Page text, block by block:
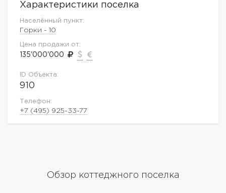
Характеристики поселка
Населённый пункт:
Горки - 10
Цена продажи от:
135'000'000
ID Объекта:
910
Телефон:
+7 (495) 925-33-77
Обзор коттеджного поселка